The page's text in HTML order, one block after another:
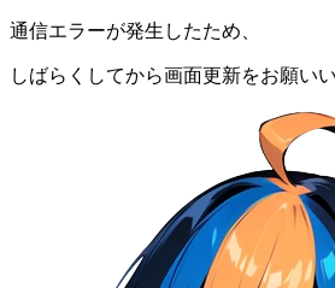
通信エラーが発生したため、
しばらくしてから画面更新をお願い